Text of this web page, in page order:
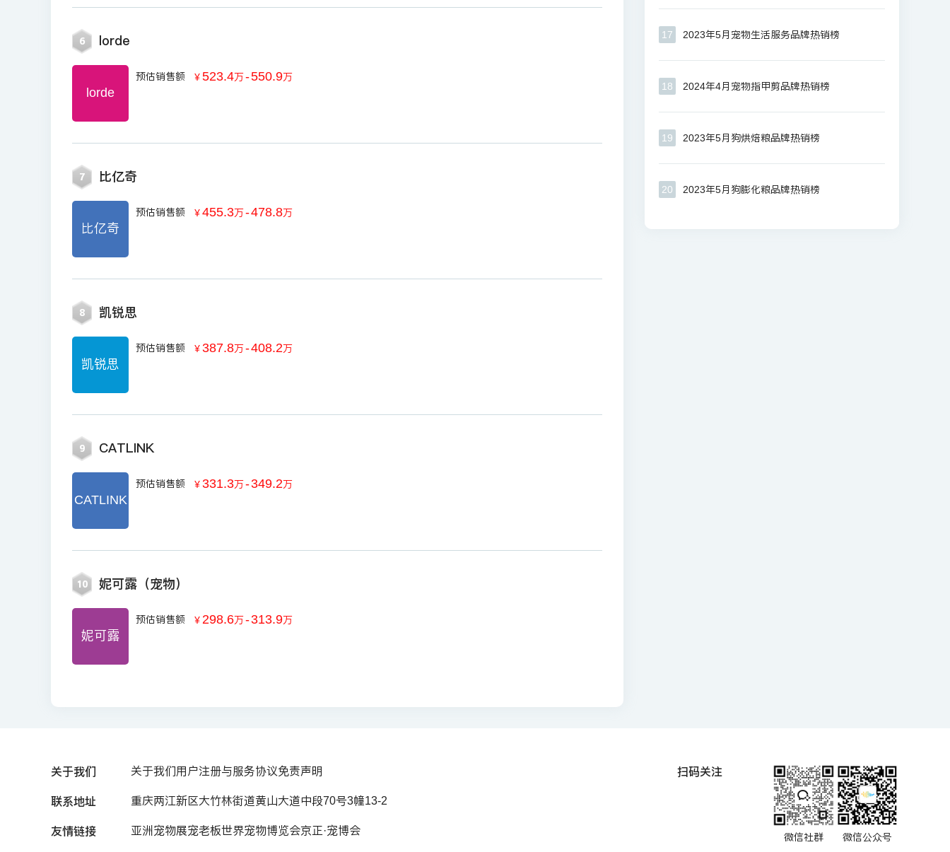
6 lorde
lorde
预估销售额 ￥523.4万-550.9万
7 比亿奇
比亿奇
预估销售额 ￥455.3万-478.8万
8 凯锐思
凯锐思
预估销售额 ￥ 387.8万-408.2万
9 CATLINK
CATLINK
预估销售额 ￥ 331.3万-349.2万
10 妮可露（宠物）
妮可露
预估销售额 ￥ 298.6万-313.9万
17 2023年5月宠物生活服务品牌热销榜
18 2024年4月宠物指甲剪品牌热销榜
19 2023年5月狗烘焙粮品牌热销榜
20 2023年5月狗膨化粮品牌热销榜
关于我们 关于我们用户注册与服务协议免责声明
联系地址 重庆两江新区大竹林街道黄山大道中段70号3幢13-2
友情链接 亚洲宠物展宠老板世界宠物博览会京正·宠博会
扫码关注
微信社群 微信公众号